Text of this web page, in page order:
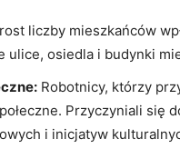
liczby mieszkańców
ulice, osiedla i budynki
Robotnicy, którzy
Przyczyniali się
i inicjatyw